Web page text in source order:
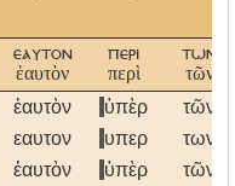
εαυτον
ἑαυτὸν
περι
περὶ
των
τῶν
ἑαυτὸν ὑπὲρ τῶν
εαυτον υπερ των
ἑαυτὸν ὑπὲρ τῶν